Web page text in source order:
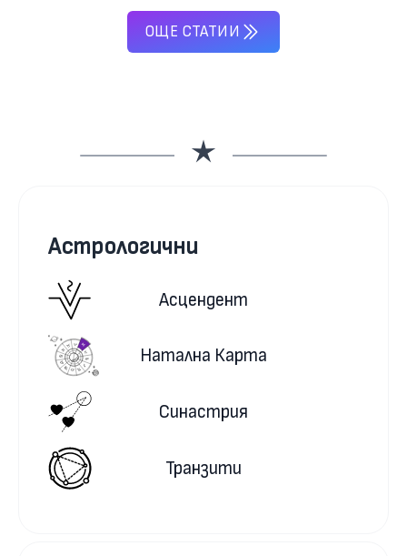
ОЩЕ СТАТИИ
Астрологични
Асцендент
Натална Карта
Синастрия
Транзити